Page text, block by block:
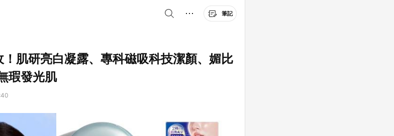
筆記
肌研亮白凝露、專科磁吸科技潔顏、媚比
瑕發光肌